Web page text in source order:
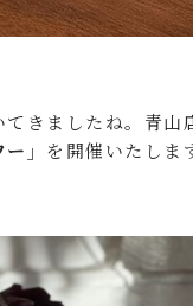
きましたね。青山
」 を開催いたしま